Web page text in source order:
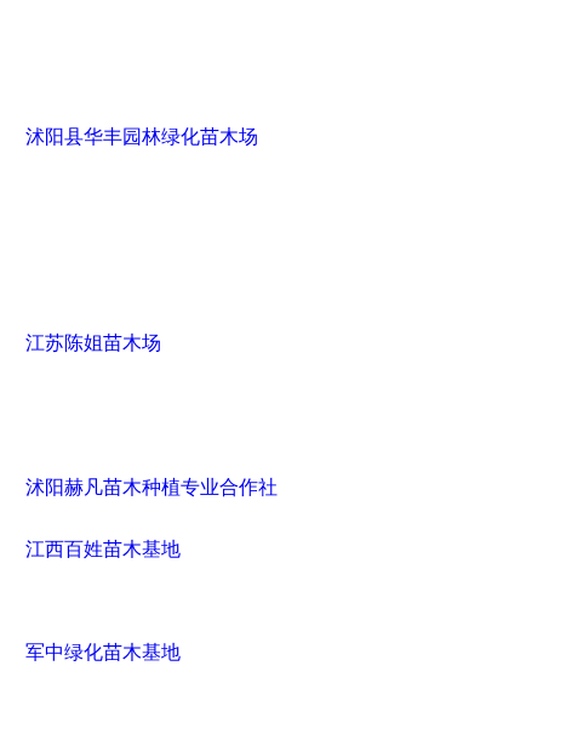
沭阳县华丰园林绿化苗木场
江苏陈姐苗木场
沭阳赫凡苗木种植专业合作社
江西百姓苗木基地
军中绿化苗木基地